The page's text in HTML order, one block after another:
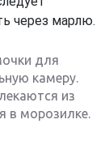
через марлю.
для
камеру.
из
в морозилке.